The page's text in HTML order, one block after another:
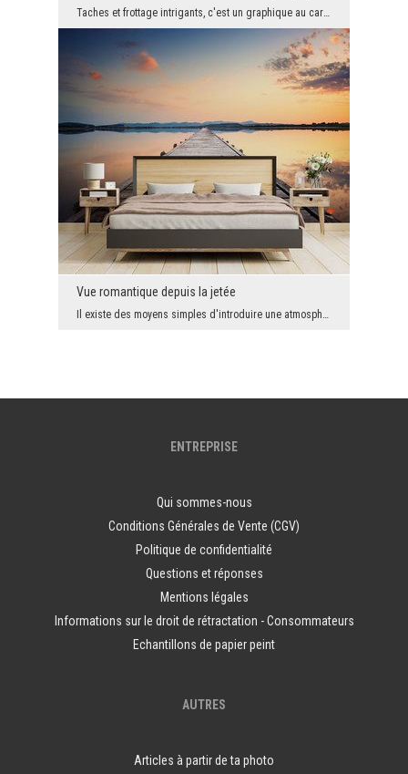
Taches et frottage intrigants, c'est un graphique au caractère artistique, mais aussi très modern...
Vue romantique depuis la jetée
Il existe des moyens simples d'introduire une atmosphère romantique dans votre intérieur, et ce m...
ENTREPRISE
Qui sommes-nous
Conditions Générales de Vente (CGV)
Politique de confidentialité
Questions et réponses
Mentions légales
Informations sur le droit de rétractation - Consommateurs
Echantillons de papier peint
AUTRES
Articles à partir de ta photo